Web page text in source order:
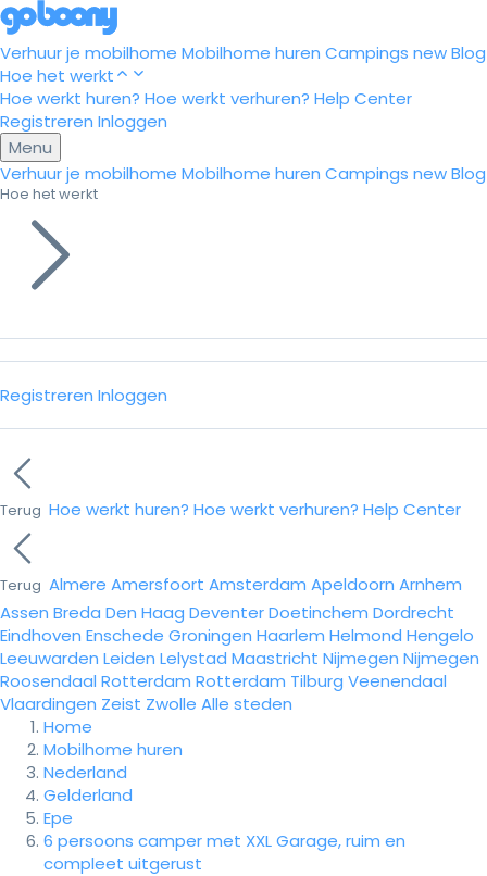
Verhuur je mobilhome Mobilhome huren Campings newBlog
Hoe het werkt
Hoe werkt huren? Hoe werkt verhuren? Help Center
Registreren Inloggen
Menu
Verhuur je mobilhome Mobilhome huren Campings newBlog
Hoe het werkt
Registreren Inloggen
Terug Hoe werkt huren? Hoe werkt verhuren? Help Center
Terug Almere Amersfoort Amsterdam Apeldoorn Arnhem
Assen Breda Den Haag DeventerDoetinchem Dordrecht
Eindhoven Enschede Groningen Haarlem Helmond Hengelo
Leeuwarden Leiden Lelystad Maastricht Nijmegen Nijmegen
Roosendaal Rotterdam Rotterdam Tilburg Veenendaal
Vlaardingen Zeist Zwolle Alle steden
Home
Mobilhome huren
Nederland
Gelderland
Epe
6 persoons camper met XXL Garage, ruim en
compleet uitgerust